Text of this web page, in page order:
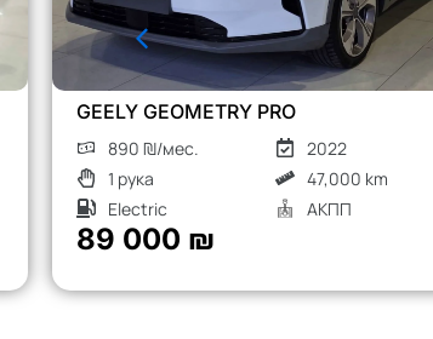
CHERY TIGGO 8 PRO
1260 ₪/мес.
52,000
Турбо бензин
126 000 ₪